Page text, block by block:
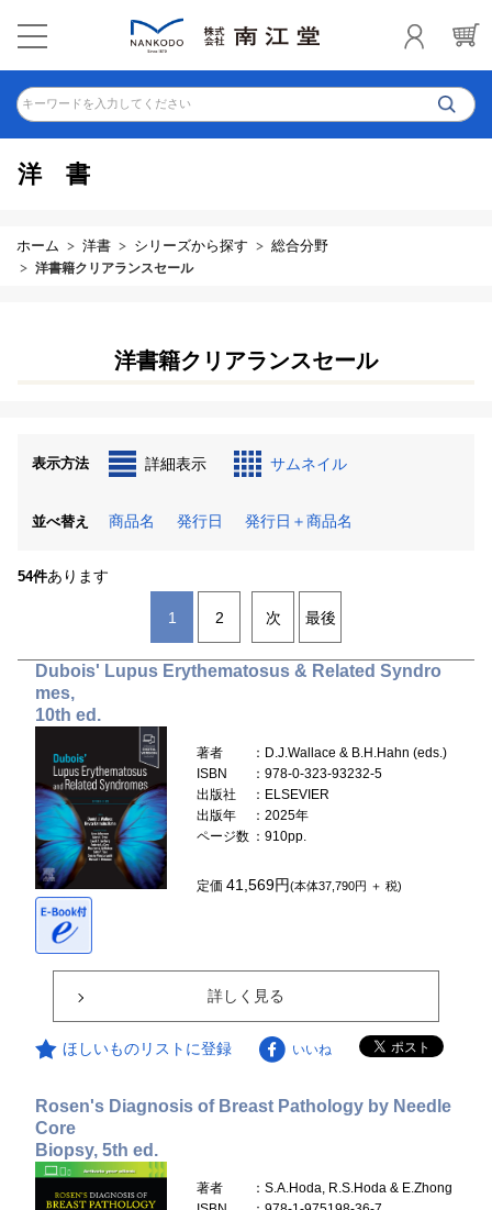
キーワードを入力してください
洋書
ホーム 洋書 シリーズから探す 総合分野
洋書籍クリアランスセール
洋書籍クリアランスセール
表示方法 詳細表示 サムネイル
並べ替え 商品名 発行日 発行日＋商品名
54件あります
1 2 次 最後
Dubois' Lupus Erythematosus & Related Syndro
mes,
10th ed.
著者
：D.J.Wallace & B.H.Hahn (eds.)
ISBN
：978-0-323-93232-5
出版社
：ELSEVIER
出版年
：2025年
ページ数 ：910pp.
定価41,569円(本体37,790円 ＋ 税)
詳しく見る
ほしいものリストに登録 いいね
Rosen's Diagnosis of Breast Pathology by Needle
Core
Biopsy, 5th ed.
著者
：S.A.Hoda, R.S.Hoda & E.Zhong